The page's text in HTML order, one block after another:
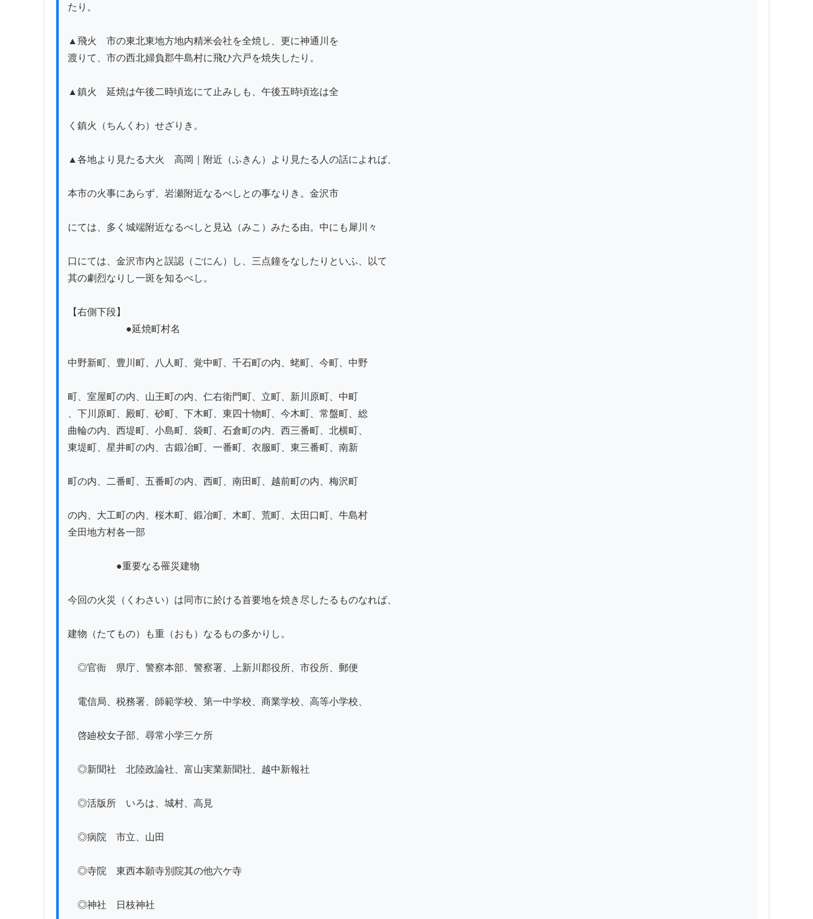
たり。
▲飛火　市の東北東地方地内精米会社を全焼し、更に神通川を
渡りて、市の西北婦負郡牛島村に飛ひ六戸を焼失したり。
▲鎮火　延焼は午後二時頃迄にて止みしも、午後五時頃迄は全
く鎮火（ちんくわ）せざりき。
▲各地より見たる大火　高岡｜附近（ふきん）より見たる人の話によれば、
本市の火事にあらず、岩瀬附近なるべしとの事なりき。金沢市
にては、多く城端附近なるべしと見込（みこ）みたる由。中にも犀川々
口にては、金沢市内と誤認（ごにん）し、三点鐘をなしたりといふ、以て
其の劇烈なりし一斑を知るべし。
【右側下段】
●延焼町村名
中野新町、豊川町、八人町、覚中町、千石町の内、蛯町、今町、中野
町、室屋町の内、山王町の内、仁右衛門町、立町、新川原町、中町
、下川原町、殿町、砂町、下木町、東四十物町、今木町、常盤町、総
曲輪の内、西堤町、小島町、袋町、石倉町の内、西三番町、北横町、
東堤町、星井町の内、古鍛冶町、一番町、衣服町、東三番町、南新
町の内、二番町、五番町の内、西町、南田町、越前町の内、梅沢町
の内、大工町の内、桜木町、鍛冶町、木町、荒町、太田口町、牛島村
全田地方村各一部
●重要なる罹災建物
今回の火災（くわさい）は同市に於ける首要地を焼き尽したるものなれば、
建物（たてもの）も重（おも）なるもの多かりし。
◎官衙　県庁、警察本部、警察署、上新川郡役所、市役所、郵便
電信局、税務署、師範学校、第一中学校、商業学校、高等小学校、
啓廸校女子部、尋常小学三ケ所
◎新聞社　北陸政論社、富山実業新聞社、越中新報社
◎活版所　いろは、城村、高見
◎病院　市立、山田
◎寺院　東西本願寺別院其の他六ケ寺
◎神社　日枝神社